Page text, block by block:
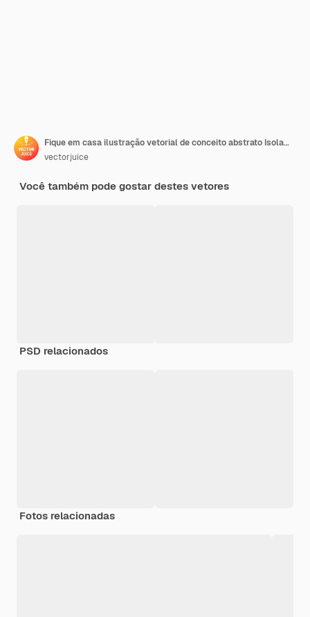
Fique em casa ilustração vetorial de conceito abstrato Isolamento forçado medidas de prevenção de surtos covid19 distância social apoio governamental autoproteção usar máscara abstrata metáfora
vectorjuice
Você também pode gostar destes vetores
PSD relacionados
Fotos relacionadas